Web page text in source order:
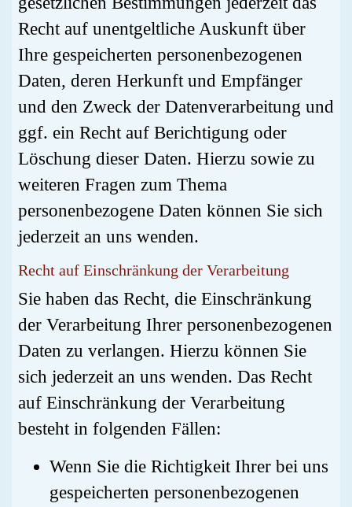
Recht auf unentgeltliche Auskunft über
Ihre gespeicherten personenbezogenen
Daten, deren Herkunft und Empfänger
und den Zweck der Datenverarbeitung und
ggf. ein Recht auf Berichtigung oder
Löschung dieser Daten. Hierzu sowie zu
weiteren Fragen zum Thema
personenbezogene Daten können Sie sich
jederzeit an uns wenden.
Recht auf Einschränkung der Verarbeitung
Sie haben das Recht, die Einschränkung
der Verarbeitung Ihrer personenbezogenen
Daten zu verlangen. Hierzu können Sie
sich jederzeit an uns wenden. Das Recht
auf Einschränkung der Verarbeitung
besteht in folgenden Fällen:
Wenn Sie die Richtigkeit Ihrer bei uns
gespeicherten personenbezogenen